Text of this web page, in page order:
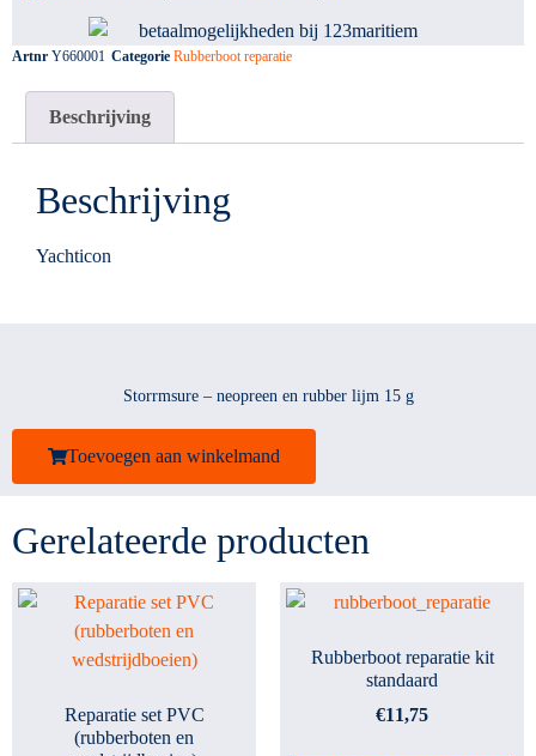
Artnr Y660001 Categorie Rubberboot reparatie
Beschrijving
Beschrijving
Yachticon
Storrmsure – neopreen en rubber lijm 15 g
Toevoegen aan winkelmand
Gerelateerde producten
Reparatie set PVC
(rubberboten en
Rubberboot reparatie kit
standaard
€11,75